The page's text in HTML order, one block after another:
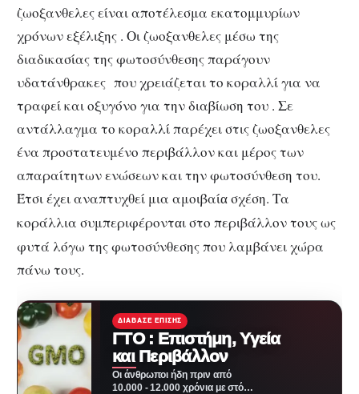
ζωοξανθελες είναι αποτέλεσμα εκατομμυρίων
χρόνων εξέλιξης . Οι ζωοξανθελες μέσω της
διαδικασίας της φωτοσύνθεσης παράγουν
υδατάνθρακες που χρειάζεται το κοραλλί για να
τραφεί και οξυγόνο για την διαβίωση του . Σε
αντάλλαγμα το κοραλλί παρέχει στις ζωοξανθελες
ένα προστατευμένο περιβάλλον και μέρος των
απαραίτητων ενώσεων και την φωτοσύνθεση του.
Έτσι έχει αναπτυχθεί μια αμοιβαία σχέση. Τα
κοράλλια συμπεριφέρονται στο περιβάλλον τους ως
φυτά λόγω της φωτοσύνθεσης που λαμβάνει χώρα
πάνω τους.
ΔΙΆΒΑΣΕ ΕΠΊΣΗΣ
ΓΤΟ : Επιστήμη, Υγεία
και Περιβάλλον
Οι άνθρωποι ήδη πριν από
10.000 - 12.000 χρόνια με στόχο